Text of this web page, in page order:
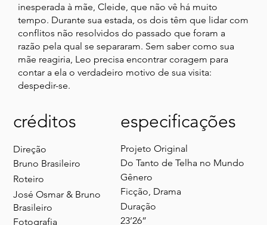
inesperada à mãe, Cleide, que não vê há muito
tempo. Durante sua estada, os dois têm que lidar com
conflitos não resolvidos do passado que foram a
razão pela qual se separaram. Sem saber como sua
mãe reagiria, Leo precisa encontrar coragem para
contar a ela o verdadeiro motivo de sua visita:
despedir-se.
créditos
Direção
Bruno Brasileiro
Roteiro
José Osmar & Bruno
Brasileiro
Fotografia
especificações
Projeto Original
Do Tanto de Telha no Mundo
Gênero
Ficção, Drama
Duração
23’26”